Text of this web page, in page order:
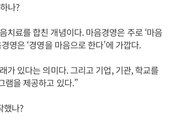
나?
치료를 합친 개념이다. 마음경영은 주로 ‘마음
영은 ‘경영을 마음으로 한다’에 가깝다.
가 있다는 의미다. 그리고 기업, 기관, 학교를
램을 제공하고 있다.”
했나?